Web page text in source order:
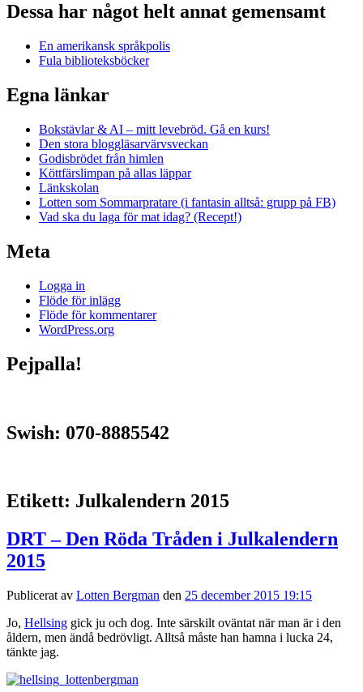
Dessa har något helt annat gemensamt
En amerikansk språkpolis
Fula biblioteksböcker
Egna länkar
Bokstävlar & AI – mitt levebröd. Gå en kurs!
Den stora bloggläsarvärvsveckan
Godisbrödet från himlen
Köttfärslimpan på allas läppar
Länkskolan
Lotten som Sommarpratare (i fantasin alltså: grupp på FB)
Vad ska du laga för mat idag? (Recept!)
Meta
Logga in
Flöde för inlägg
Flöde för kommentarer
WordPress.org
Pejpalla!
Swish: 070-8885542
Etikett: Julkalendern 2015
DRT – Den Röda Tråden i Julkalendern
2015
Publicerat av Lotten Bergman den 25 december 2015 19:15
Jo, Hellsing gick ju och dog. Inte särskilt oväntat när man är i den
åldern, men ändå bedrövligt. Alltså måste han hamna i lucka 24,
tänkte jag.